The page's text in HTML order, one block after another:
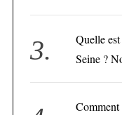
Quelle
Seine ?
Comment